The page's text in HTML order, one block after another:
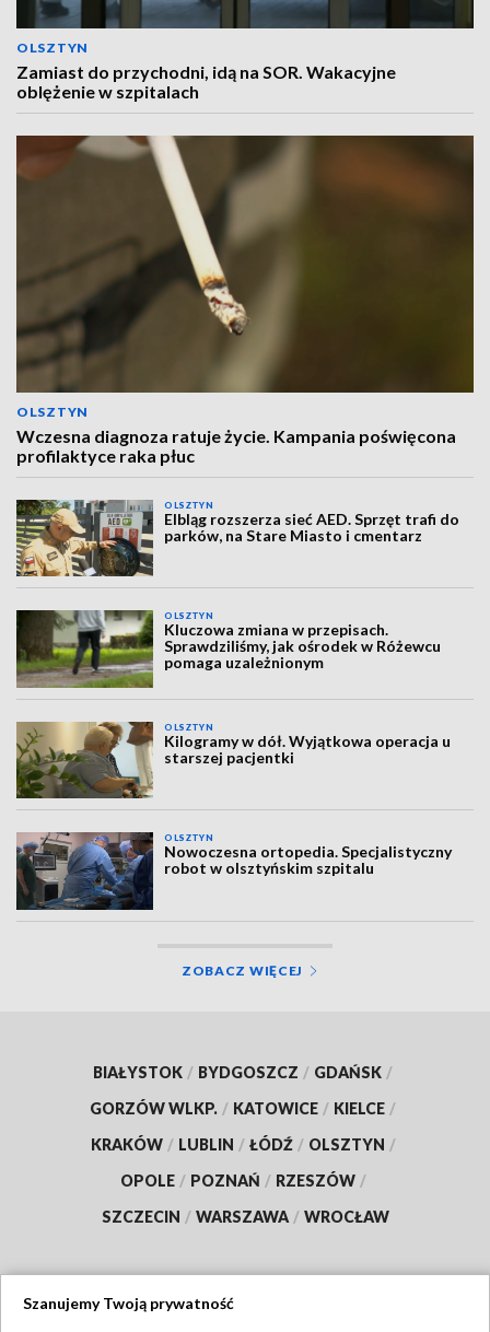
OLSZTYN
Zamiast do przychodni, idą na SOR. Wakacyjne
oblężenie w szpitalach
OLSZTYN
Wczesna diagnoza ratuje życie. Kampania poświęcona
profilaktyce raka płuc
OLSZTYN
Elbląg rozszerza sieć AED. Sprzęt trafi do
parków, na Stare Miasto i cmentarz
OLSZTYN
Kluczowa zmiana w przepisach.
Sprawdziliśmy, jak ośrodek w Różewcu
pomaga uzależnionym
OLSZTYN
Kilogramy w dół. Wyjątkowa operacja u
starszej pacjentki
OLSZTYN
Nowoczesna ortopedia. Specjalistyczny
robot w olsztyńskim szpitalu
ZOBACZ WIĘCEJ
BIAŁYSTOK / BYDGOSZCZ / GDAŃSK /
GORZÓW WLKP. / KATOWICE / KIELCE /
KRAKÓW / LUBLIN / ŁÓDŹ / OLSZTYN /
OPOLE / POZNAŃ / RZESZÓW /
SZCZECIN / WARSZAWA / WROCŁAW
Szanujemy Twoją prywatność